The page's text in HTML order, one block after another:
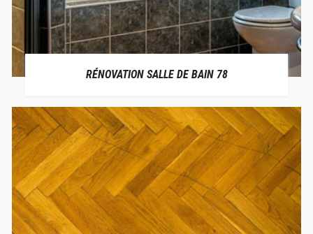
RÉNOVATION SALLE DE BAIN 78